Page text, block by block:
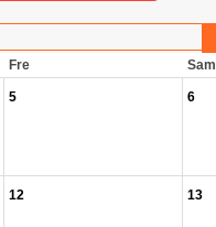
Fre Sam
5 6
12 13